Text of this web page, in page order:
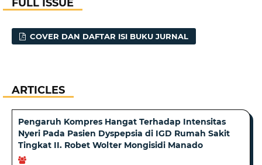
FULL ISSUE
COVER DAN DAFTAR ISI BUKU JURNAL
ARTICLES
Pengaruh Kompres Hangat Terhadap Intensitas
Nyeri Pada Pasien Dyspepsia di IGD Rumah Sakit
Tingkat II. Robet Wolter Mongisidi Manado